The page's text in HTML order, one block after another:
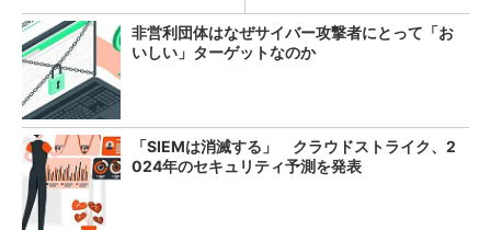
非営利団体はなぜサイバー攻撃者にとって「お
いしい」ターゲットなのか
「SIEMは消滅する」 クラウドストライク、2
024年のセキュリティ予測を発表